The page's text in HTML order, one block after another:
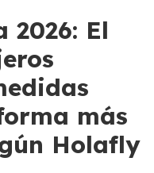
2026: El
más
Holafly